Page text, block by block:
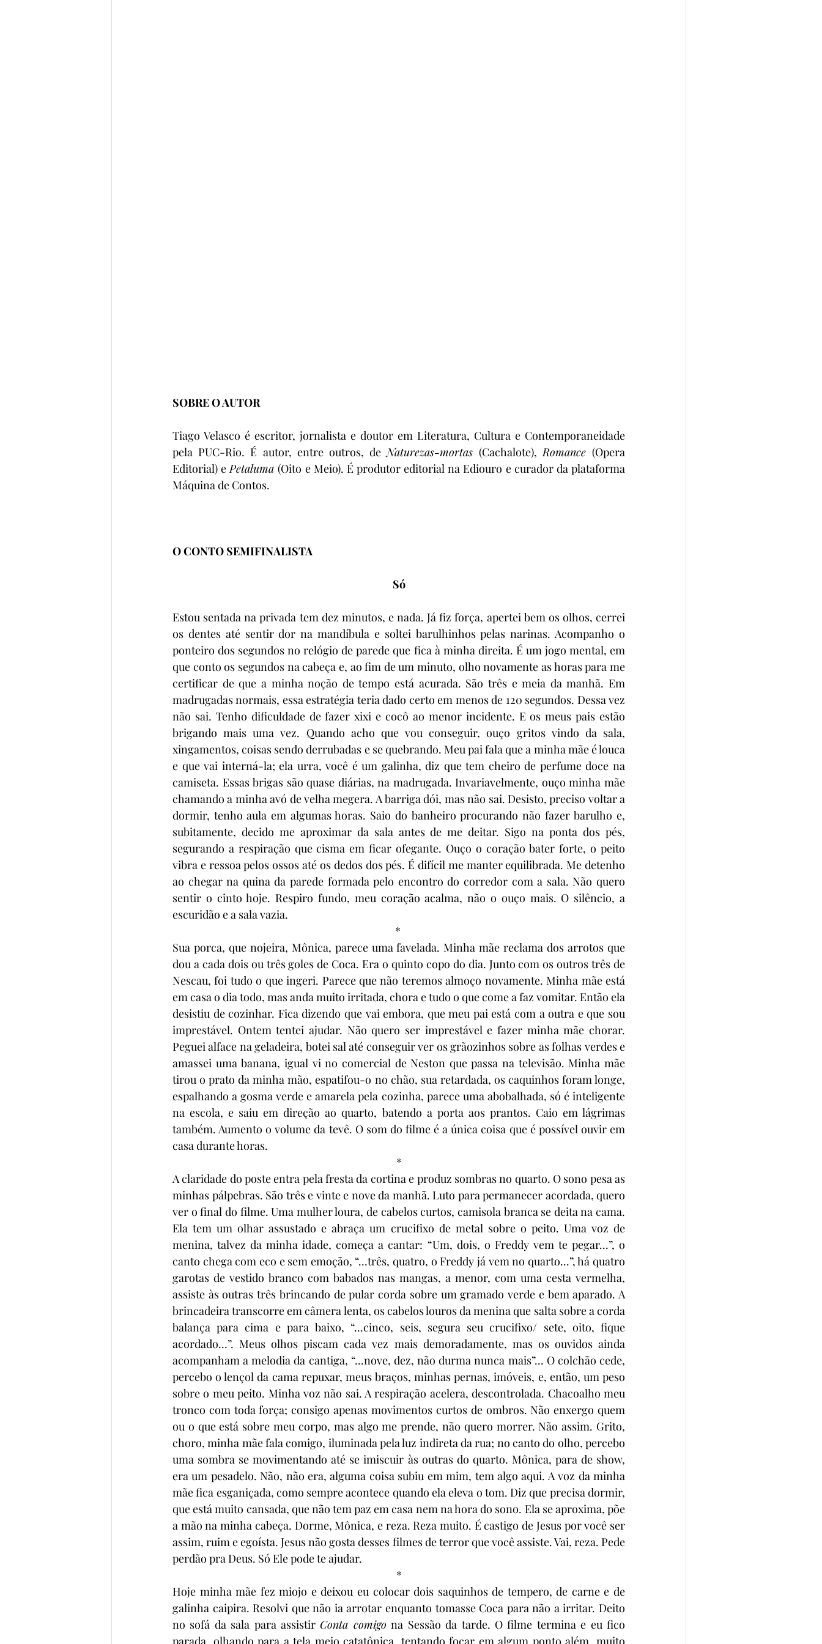
SOBRE O AUTOR
Tiago Velasco é escritor, jornalista e doutor em Literatura, Cultura e Contemporaneidade
pela PUC-Rio. É autor, entre outros, de Naturezas-mortas (Cachalote), Romance (Opera
Editorial) e Petaluma (Oito e Meio). É produtor editorial na Ediouro e curador da plataforma
Máquina de Contos.
O CONTO SEMIFINALISTA
Só
Estou sentada na privada tem dez minutos, e nada. Já fiz força, apertei bem os olhos, cerrei
os dentes até sentir dor na mandíbula e soltei barulhinhos pelas narinas. Acompanho o
ponteiro dos segundos no relógio de parede que fica à minha direita. É um jogo mental, em
que conto os segundos na cabeça e, ao fim de um minuto, olho novamente as horas para me
certificar de que a minha noção de tempo está acurada. São três e meia da manhã. Em
madrugadas normais, essa estratégia teria dado certo em menos de 120 segundos. Dessa vez
não sai. Tenho dificuldade de fazer xixi e cocô ao menor incidente. E os meus pais estão
brigando mais uma vez. Quando acho que vou conseguir, ouço gritos vindo da sala,
xingamentos, coisas sendo derrubadas e se quebrando. Meu pai fala que a minha mãe é louca
e que vai interná-la; ela urra, você é um galinha, diz que tem cheiro de perfume doce na
camiseta. Essas brigas são quase diárias, na madrugada. Invariavelmente, ouço minha mãe
chamando a minha avó de velha megera. A barriga dói, mas não sai. Desisto, preciso voltar a
dormir, tenho aula em algumas horas. Saio do banheiro procurando não fazer barulho e,
subitamente, decido me aproximar da sala antes de me deitar. Sigo na ponta dos pés,
segurando a respiração que cisma em ficar ofegante. Ouço o coração bater forte, o peito
vibra e ressoa pelos ossos até os dedos dos pés. É difícil me manter equilibrada. Me detenho
ao chegar na quina da parede formada pelo encontro do corredor com a sala. Não quero
sentir o cinto hoje. Respiro fundo, meu coração acalma, não o ouço mais. O silêncio, a
escuridão e a sala vazia.
*
Sua porca, que nojeira, Mônica, parece uma favelada. Minha mãe reclama dos arrotos que
dou a cada dois ou três goles de Coca. Era o quinto copo do dia. Junto com os outros três de
Nescau, foi tudo o que ingeri. Parece que não teremos almoço novamente. Minha mãe está
em casa o dia todo, mas anda muito irritada, chora e tudo o que come a faz vomitar. Então ela
desistiu de cozinhar. Fica dizendo que vai embora, que meu pai está com a outra e que sou
imprestável. Ontem tentei ajudar. Não quero ser imprestável e fazer minha mãe chorar.
Peguei alface na geladeira, botei sal até conseguir ver os grãozinhos sobre as folhas verdes e
amassei uma banana, igual vi no comercial de Neston que passa na televisão. Minha mãe
tirou o prato da minha mão, espatifou-o no chão, sua retardada, os caquinhos foram longe,
espalhando a gosma verde e amarela pela cozinha, parece uma abobalhada, só é inteligente
na escola, e saiu em direção ao quarto, batendo a porta aos prantos. Caio em lágrimas
também. Aumento o volume da tevê. O som do filme é a única coisa que é possível ouvir em
casa durante horas.
*
A claridade do poste entra pela fresta da cortina e produz sombras no quarto. O sono pesa as
minhas pálpebras. São três e vinte e nove da manhã. Luto para permanecer acordada, quero
ver o final do filme. Uma mulher loura, de cabelos curtos, camisola branca se deita na cama.
Ela tem um olhar assustado e abraça um crucifixo de metal sobre o peito. Uma voz de
menina, talvez da minha idade, começa a cantar: “Um, dois, o Freddy vem te pegar...”, o
canto chega com eco e sem emoção, “...três, quatro, o Freddy já vem no quarto...”, há quatro
garotas de vestido branco com babados nas mangas, a menor, com uma cesta vermelha,
assiste às outras três brincando de pular corda sobre um gramado verde e bem aparado. A
brincadeira transcorre em câmera lenta, os cabelos louros da menina que salta sobre a corda
balança para cima e para baixo, “...cinco, seis, segura seu crucifixo/ sete, oito, fique
acordado...”. Meus olhos piscam cada vez mais demoradamente, mas os ouvidos ainda
acompanham a melodia da cantiga, “...nove, dez, não durma nunca mais”... O colchão cede,
percebo o lençol da cama repuxar, meus braços, minhas pernas, imóveis, e, então, um peso
sobre o meu peito. Minha voz não sai. A respiração acelera, descontrolada. Chacoalho meu
tronco com toda força; consigo apenas movimentos curtos de ombros. Não enxergo quem
ou o que está sobre meu corpo, mas algo me prende, não quero morrer. Não assim. Grito,
choro, minha mãe fala comigo, iluminada pela luz indireta da rua; no canto do olho, percebo
uma sombra se movimentando até se imiscuir às outras do quarto. Mônica, para de show,
era um pesadelo. Não, não era, alguma coisa subiu em mim, tem algo aqui. A voz da minha
mãe fica esganiçada, como sempre acontece quando ela eleva o tom. Diz que precisa dormir,
que está muito cansada, que não tem paz em casa nem na hora do sono. Ela se aproxima, põe
a mão na minha cabeça. Dorme, Mônica, e reza. Reza muito. É castigo de Jesus por você ser
assim, ruim e egoísta. Jesus não gosta desses filmes de terror que você assiste. Vai, reza. Pede
perdão pra Deus. Só Ele pode te ajudar.
*
Hoje minha mãe fez miojo e deixou eu colocar dois saquinhos de tempero, de carne e de
galinha caipira. Resolvi que não ia arrotar enquanto tomasse Coca para não a irritar. Deito
no sofá da sala para assistir Conta comigo na Sessão da tarde. O filme termina e eu fico
parada, olhando para a tela meio catatônica, tentando focar em algum ponto além, muito